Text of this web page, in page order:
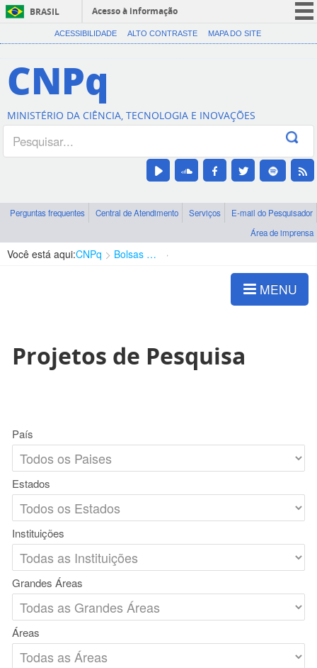
BRASIL
Acesso à informação
CORONAVÍRUS (COVID-19)
Canais
ACESSIBILIDADE ALTO CONTRASTE MAPA DO SITE
CNPq
MINISTÉRIO DA CIÊNCIA, TECNOLOGIA E INOVAÇÕES
Perguntas frequentes Central de Atendimento Serviços
E-mail do Pesquisador
Área de imprensa
Você está aqui:CNPq Bolsas e Auxílios Vigentes
MENU
Projetos de Pesquisa
País
Estados
Instituições
Grandes Áreas
Áreas